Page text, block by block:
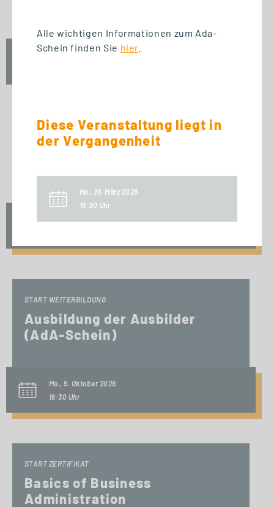
Fr., 25. September 2026
START ZERTIFIKAT
START WEITERBILDUNG
Ausbildung der Ausbilder
(AdA-Schein)
Mo., 5. Oktober 2026
16:30 Uhr
START ZERTIFIKAT
Basics of Business
Administration
Alle wichtigen Informationen zum Ada-
Schein finden Sie hier
Diese Veranstaltung liegt in
der Vergangenheit
Mo., 16. März 2026
16:30 Uhr